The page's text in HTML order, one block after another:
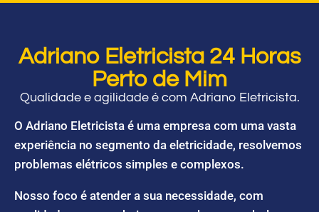
Adriano Eletricista 24 Horas
Perto de Mim
Qualidade e agilidade é com Adriano Eletricista.
O Adriano Eletricista é uma empresa com uma vasta
experiência no segmento da eletricidade, resolvemos
problemas elétricos simples e complexos.
Nosso foco é atender a sua necessidade, com